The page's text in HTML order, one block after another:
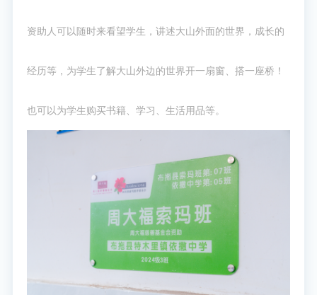
资助人可以随时来看望学生，讲述大山外面的世界，成长的
经历等，为学生了解大山外边的世界开一扇窗、搭一座桥！
也可以为学生购买书籍、学习、生活用品等。